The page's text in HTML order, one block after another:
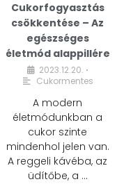
Cukorfogyasztás
csökkentése – Az
egészséges
életmód alappillére
2023.12.20. •
Cukormentes
A modern
életmódunkban a
cukor szinte
mindenhol jelen van.
A reggeli kávéba, az
üdítőbe, a …